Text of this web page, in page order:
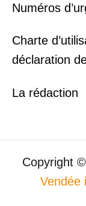
Numéros
Charte
déclaration
La rédaction
Copyright
Vendée